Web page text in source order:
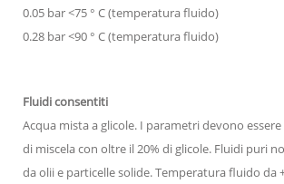
0.05 bar <75 ° C (temperatura fluido)
0.28 bar <90 ° C (temperatura fluido)
Fluidi consentiti
Acqua mista a glicole. I parametri devono
di miscela con oltre il 20% di glicole. Fluidi puri
da olii e particelle solide. Temperatura fluido da +